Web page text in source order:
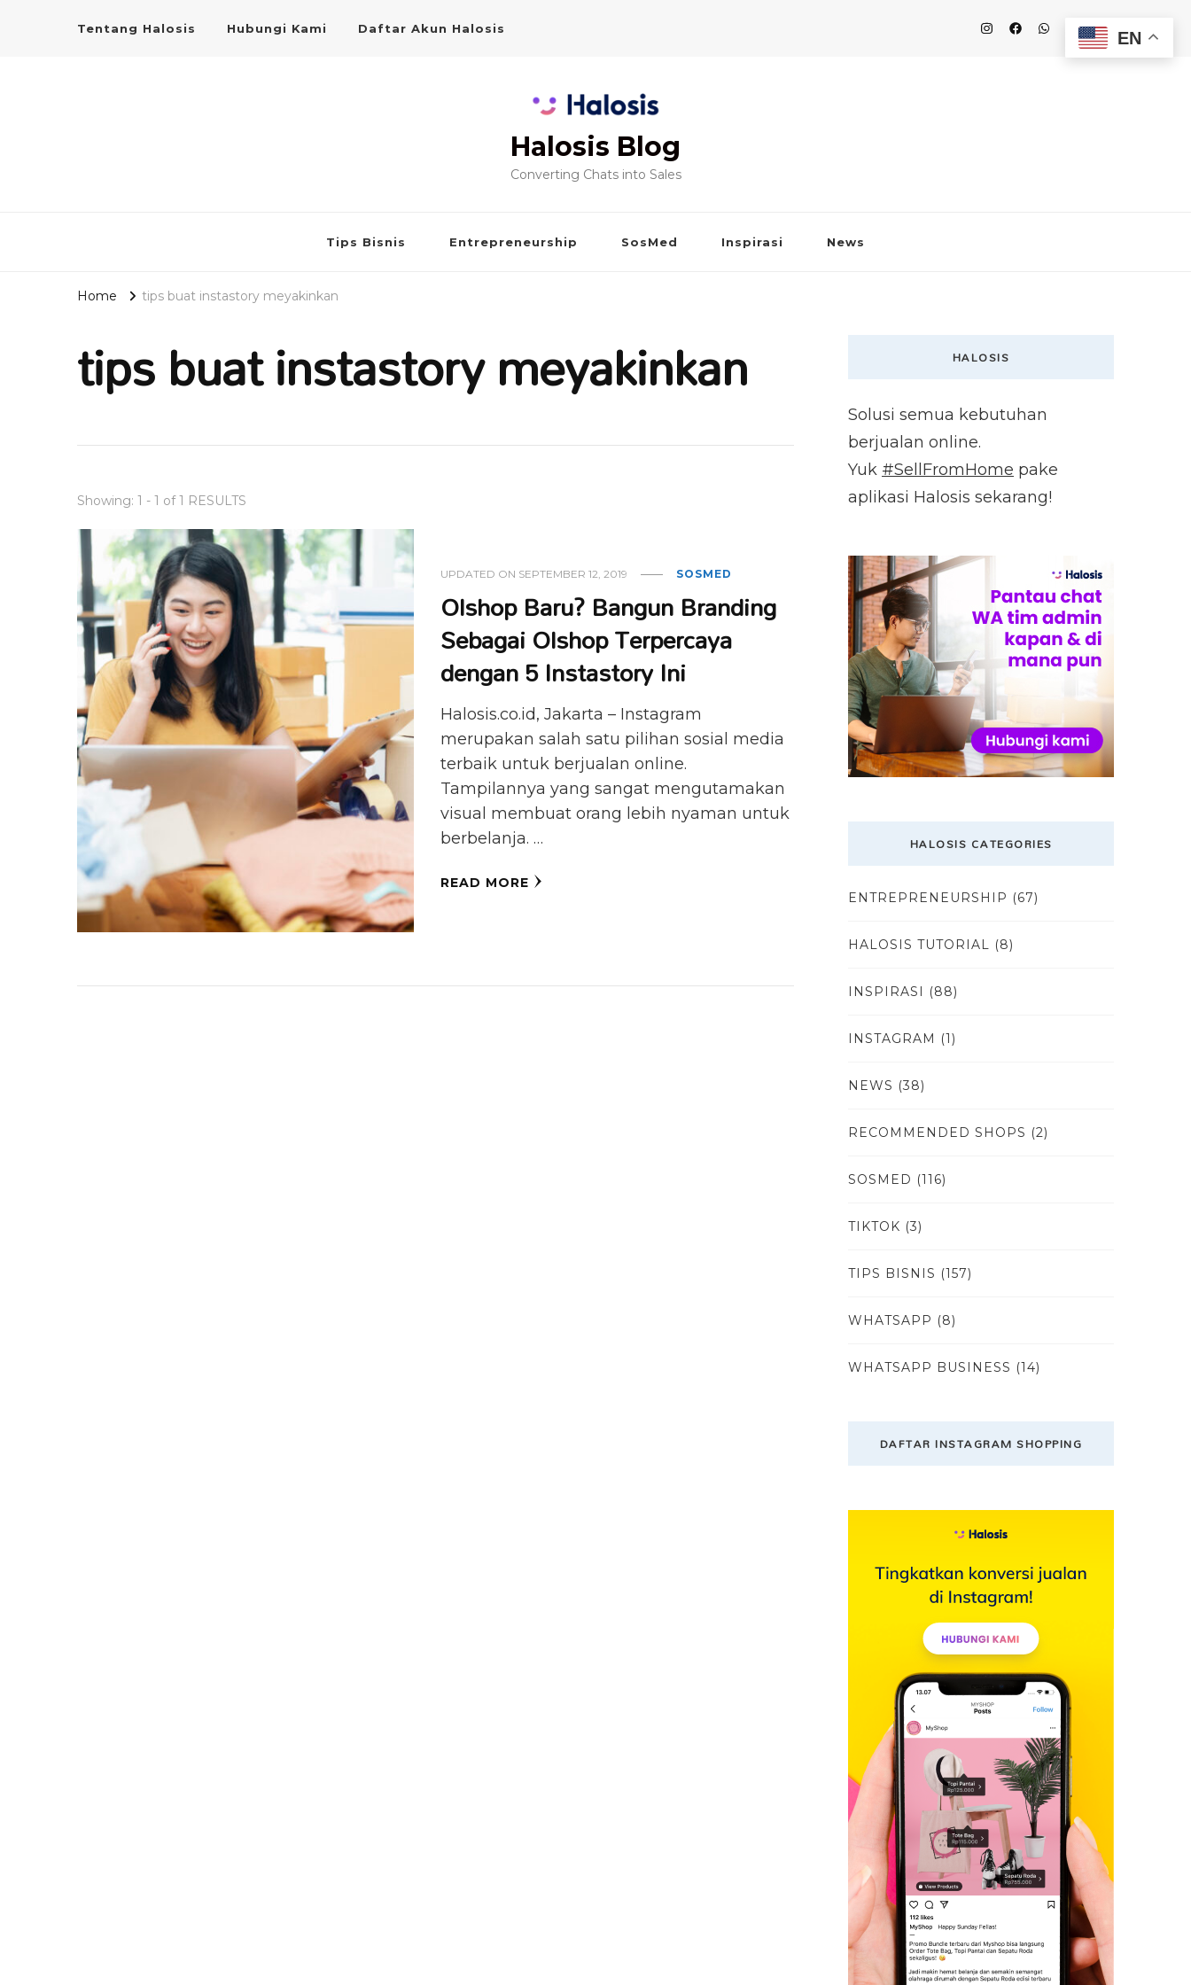
Tentang Halosis Hubungi Kami Daftar Akun Halosis
Halosis Blog
Converting Chats into Sales
Tips Bisnis Entrepreneurship SosMed Inspirasi News
Home tips buat instastory meyakinkan
tips buat instastory meyakinkan
Showing: 1 - 1 of 1 RESULTS
UPDATED ON SEPTEMBER 12, 2019 SOSMED
Olshop Baru? Bangun Branding
Sebagai Olshop Terpercaya
dengan 5 Instastory Ini
Halosis.co.id, Jakarta – Instagram
merupakan salah satu pilihan sosial media
terbaik untuk berjualan online.
Tampilannya yang sangat mengutamakan
visual membuat orang lebih nyaman untuk
berbelanja. …
READ MORE
HALOSIS
Solusi semua kebutuhan
berjualan online.
Yuk #SellFromHome pake
aplikasi Halosis sekarang!
HALOSIS CATEGORIES
ENTREPRENEURSHIP (67)
HALOSIS TUTORIAL (8)
INSPIRASI (88)
INSTAGRAM (1)
NEWS (38)
RECOMMENDED SHOPS (2)
SOSMED (116)
TIKTOK (3)
TIPS BISNIS (157)
WHATSAPP (8)
WHATSAPP BUSINESS (14)
DAFTAR INSTAGRAM SHOPPING
EN